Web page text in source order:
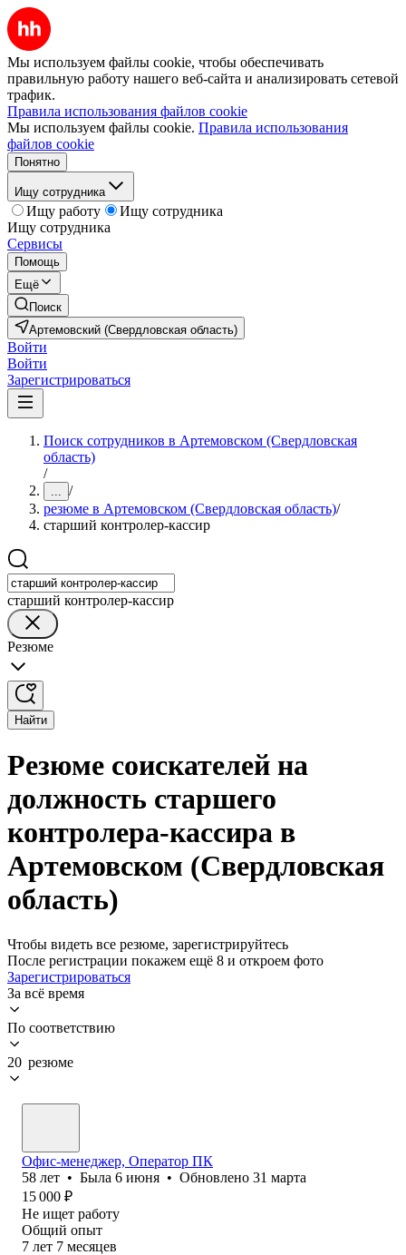
Мы используем файлы cookie, чтобы обеспечивать
правильную работу нашего веб-сайта и анализировать сетевой
трафик.
Правила использования файлов cookie
Мы используем файлы cookie. Правила использования
файлов cookie
Понятно
Ищу сотрудника
Ищу работу
Ищу сотрудника
Ищу сотрудника
Сервисы
Помощь
Ещё
Поиск
Артемовский (Свердловская область)
Войти
Войти
Зарегистрироваться
Поиск сотрудников в Артемовском (Свердловская
область)
/
... /
резюме в Артемовском (Свердловская область)/
старший контролер-кассир
старший контролер-кассир
Резюме
Найти
Резюме соискателей на
должность старшего
контролера-кассира в
Артемовском (Свердловская
область)
Чтобы видеть все резюме, зарегистрируйтесь
После регистрации покажем ещё 8 и откроем фото
Зарегистрироваться
За всё время
По соответствию
20 резюме
Офис-менеджер, Оператор ПК
58 лет • Была 6 июня • Обновлено 31 марта
15 000 ₽
Не ищет работу
Общий опыт
7 лет 7 месяцев